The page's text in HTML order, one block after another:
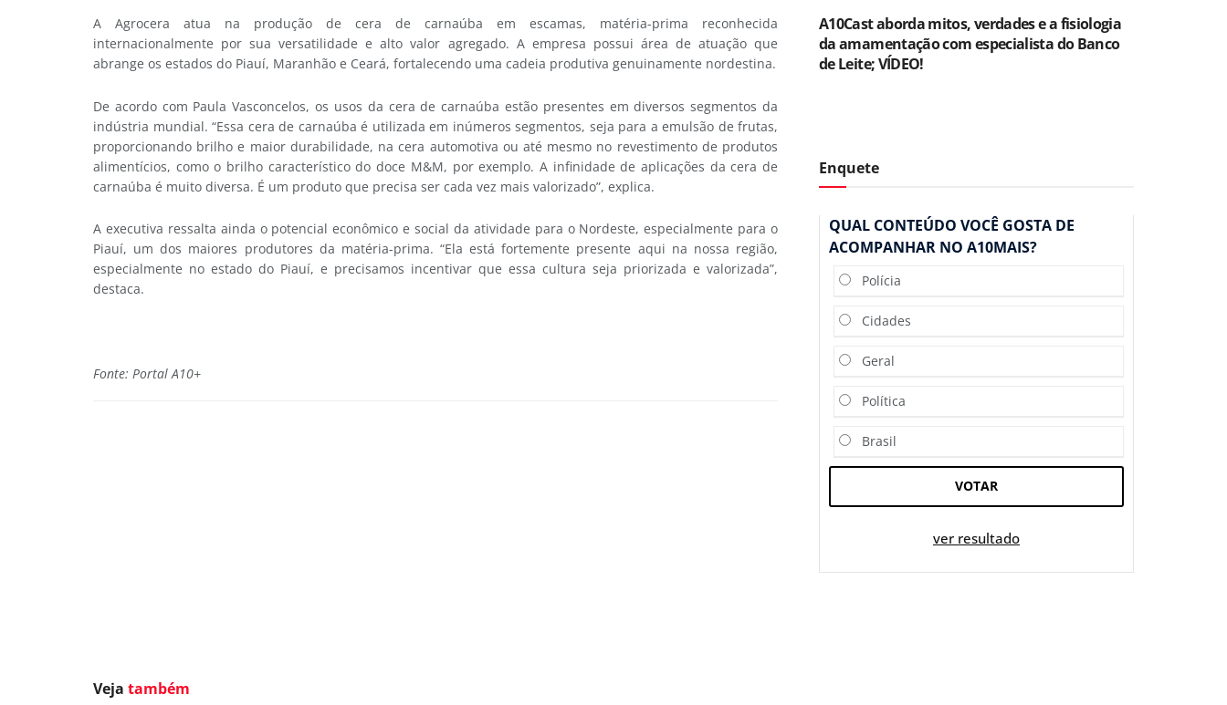
A Agrocera atua na produção de cera de carnaúba em escamas, matéria-prima reconhecida
internacionalmente por sua versatilidade e alto valor agregado. A empresa possui área de atuação que
abrange os estados do Piauí, Maranhão e Ceará, fortalecendo uma cadeia produtiva genuinamente nordestina.
De acordo com Paula Vasconcelos, os usos da cera de carnaúba estão presentes em diversos segmentos da
indústria mundial. “Essa cera de carnaúba é utilizada em inúmeros segmentos, seja para a emulsão de frutas,
proporcionando brilho e maior durabilidade, na cera automotiva ou até mesmo no revestimento de produtos
alimentícios, como o brilho característico do doce M&M, por exemplo. A infinidade de aplicações da cera de
carnaúba é muito diversa. É um produto que precisa ser cada vez mais valorizado”, explica.
A executiva ressalta ainda o potencial econômico e social da atividade para o Nordeste, especialmente para o
Piauí, um dos maiores produtores da matéria-prima. “Ela está fortemente presente aqui na nossa região,
especialmente no estado do Piauí, e precisamos incentivar que essa cultura seja priorizada e valorizada”,
destaca.
Fonte: Portal A10+
Veja também
A10Cast aborda mitos, verdades e a fisiologia
da amamentação com especialista do Banco
de Leite; VÍDEO!
Enquete
QUAL CONTEÚDO VOCÊ GOSTA DE
ACOMPANHAR NO A10MAIS?
Polícia
Cidades
Geral
Política
Brasil
VOTAR
ver resultado